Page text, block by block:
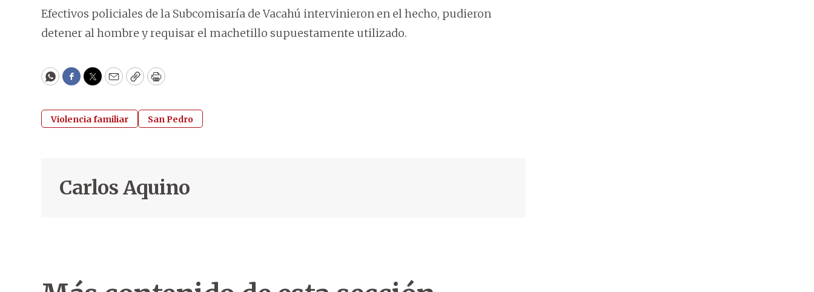
Efectivos policiales de la Subcomisaría de Vacahú intervinieron en el hecho, pudieron
detener al hombre y requisar el machetillo supuestamente utilizado.
WhatsApp
Facebook
Twitter
EmailCopyPrint
Violencia familiar San Pedro
Carlos Aquino